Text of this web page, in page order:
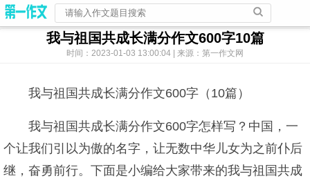
我与祖国共成长满分作文600字10篇
时间：2023-01-03 13:00:04 | 来源：第一作文网
我与祖国共成长满分作文600字（10篇）
我与祖国共成长满分作文600字怎样写？中国，一
个让我们引以为傲的名字，让无数中华儿女为之前仆后
继，奋勇前行。下面是小编给大家带来的我与祖国共成